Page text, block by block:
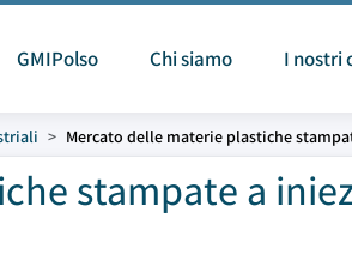
GMIPolso Chi siamo I nostri
Mercato delle materie plastiche
stampate a